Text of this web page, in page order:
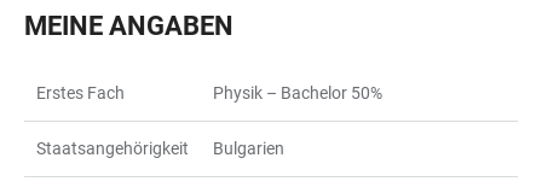
MEINE ANGABEN
Erstes Fach Physik – Bachelor 50%
Staatsangehörigkeit Bulgarien